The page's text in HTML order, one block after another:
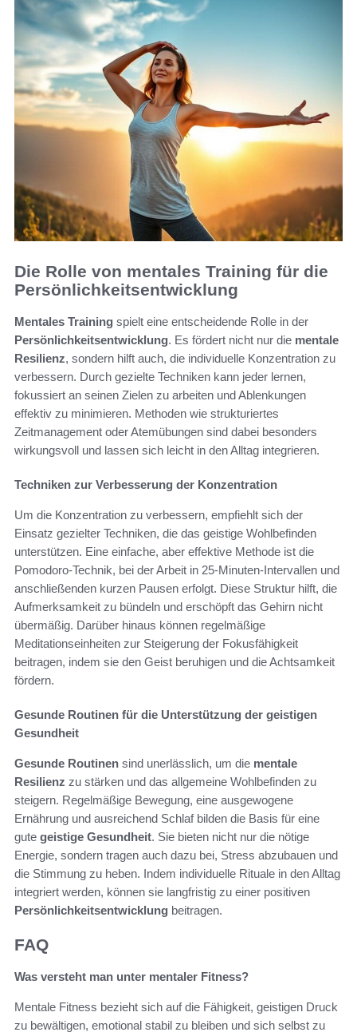
Die Rolle von mentales Training für die
Persönlichkeitsentwicklung
Mentales Training spielt eine entscheidende Rolle in der
Persönlichkeitsentwicklung. Es fördert nicht nur die mentale
Resilienz, sondern hilft auch, die individuelle Konzentration zu
verbessern. Durch gezielte Techniken kann jeder lernen,
fokussiert an seinen Zielen zu arbeiten und Ablenkungen
effektiv zu minimieren. Methoden wie strukturiertes
Zeitmanagement oder Atemübungen sind dabei besonders
wirkungsvoll und lassen sich leicht in den Alltag integrieren.
Techniken zur Verbesserung der Konzentration
Um die Konzentration zu verbessern, empfiehlt sich der
Einsatz gezielter Techniken, die das geistige Wohlbefinden
unterstützen. Eine einfache, aber effektive Methode ist die
Pomodoro-Technik, bei der Arbeit in 25-Minuten-Intervallen und
anschließenden kurzen Pausen erfolgt. Diese Struktur hilft, die
Aufmerksamkeit zu bündeln und erschöpft das Gehirn nicht
übermäßig. Darüber hinaus können regelmäßige
Meditationseinheiten zur Steigerung der Fokusfähigkeit
beitragen, indem sie den Geist beruhigen und die Achtsamkeit
fördern.
Gesunde Routinen für die Unterstützung der geistigen
Gesundheit
Gesunde Routinen sind unerlässlich, um die mentale
Resilienz zu stärken und das allgemeine Wohlbefinden zu
steigern. Regelmäßige Bewegung, eine ausgewogene
Ernährung und ausreichend Schlaf bilden die Basis für eine
gute geistige Gesundheit. Sie bieten nicht nur die nötige
Energie, sondern tragen auch dazu bei, Stress abzubauen und
die Stimmung zu heben. Indem individuelle Rituale in den Alltag
integriert werden, können sie langfristig zu einer positiven
Persönlichkeitsentwicklung beitragen.
FAQ
Was versteht man unter mentaler Fitness?
Mentale Fitness bezieht sich auf die Fähigkeit, geistigen Druck
zu bewältigen, emotional stabil zu bleiben und sich selbst zu